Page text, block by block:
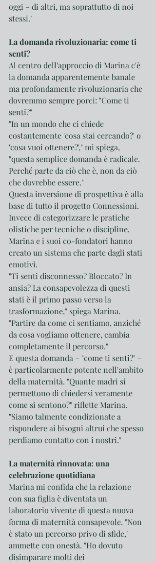
oggi – di altri, ma soprattutto di noi
stessi."
La domanda rivoluzionaria: come ti
senti?
Al centro dell'approccio di Marina c'è
la domanda apparentemente banale
ma profondamente rivoluzionaria che
dovremmo sempre porci: "Come ti
senti?"
"In un mondo che ci chiede
costantemente 'cosa stai cercando?' o
'cosa vuoi ottenere?'," mi spiega,
"questa semplice domanda è radicale.
Perché parte da ciò che è, non da ciò
che dovrebbe essere."
Questa inversione di prospettiva è alla
base di tutto il progetto Connessioni.
Invece di categorizzare le pratiche
olistiche per tecniche o discipline,
Marina e i suoi co-fondatori hanno
creato un sistema che parte dagli stati
emotivi.
"Ti senti disconnesso? Bloccato? In
ansia? La consapevolezza di questi
stati è il primo passo verso la
trasformazione," spiega Marina.
"Partire da come ci sentiamo, anziché
da cosa vogliamo ottenere, cambia
completamente il percorso."
E questa domanda – "come ti senti?" –
è particolarmente potente nell'ambito
della maternità. "Quante madri si
permettono di chiedersi veramente
come si sentono?" riflette Marina.
"Siamo talmente condizionate a
rispondere ai bisogni altrui che spesso
perdiamo contatto con i nostri."
La maternità rinnovata: una
celebrazione quotidiana
Marina mi confida che la relazione
con sua figlia è diventata un
laboratorio vivente di questa nuova
forma di maternità consapevole. "Non
è stato un percorso privo di sfide,"
ammette con onestà. "Ho dovuto
disimparare molti dei